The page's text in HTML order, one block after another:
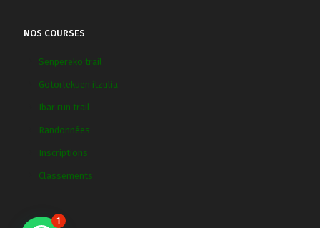
NOS COURSES
Senpereko trail
Gotorlekuen itzulia
Ibar run trail
Randonnées
Inscriptions
Classements
1